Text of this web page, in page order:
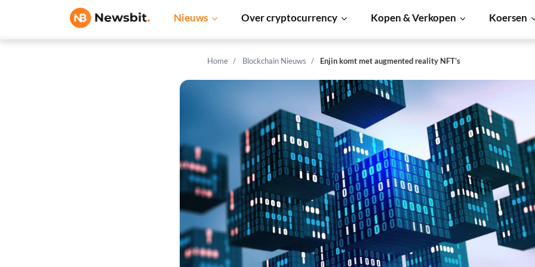
Nieuws Over cryptocurrency Kopen & Verkopen Koersen
Home Blockchain Nieuws Enjin komt met augmented reality NFT’s